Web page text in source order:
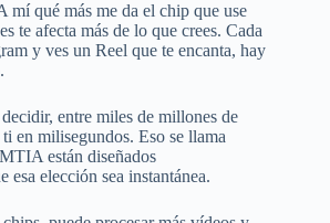
mí qué más me da el chip que use
te afecta más de lo que crees. Cada
y ves un Reel que te encanta, hay
entre miles de millones de
en milisegundos. Eso se llama
están diseñados
esa elección sea instantánea.